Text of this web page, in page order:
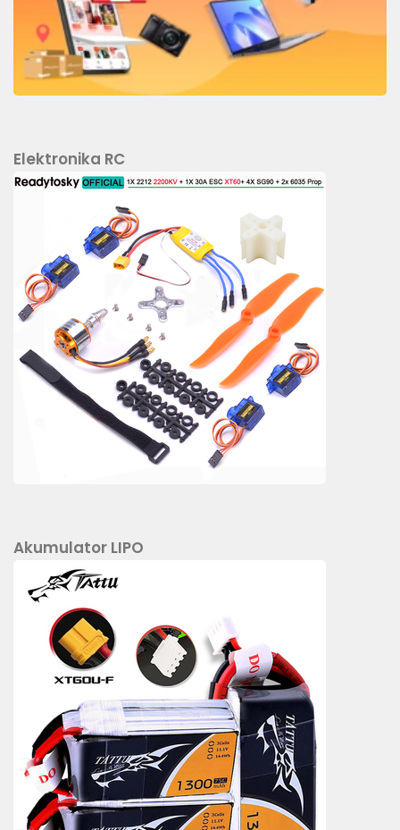
Elektronika RC
Akumulator LIPO